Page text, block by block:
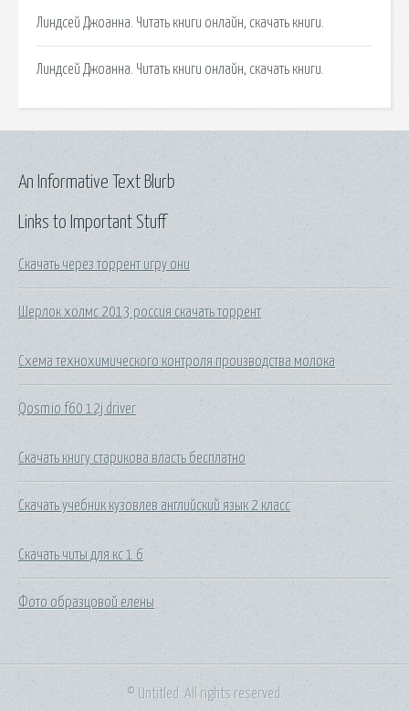
Линдсей Джоанна. Читать книги онлайн, скачать книги.
Линдсей Джоанна. Читать книги онлайн, скачать книги.
Links to Important Stuff
Скачать через торрент игру они
Шерлок холмс 2013 россия скачать торрент
Схема технохимического контроля производства молока
Qosmio f60 12j driver
Скачать книгу старикова власть бесплатно
Скачать учебник кузовлев английский язык 2 класс
Скачать читы для кс 1 6
Фото образцовой елены
An Informative Text Blurb
© Untitled. All rights reserved.